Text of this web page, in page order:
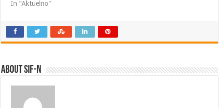
In "Aktuelno"
About SIF-N